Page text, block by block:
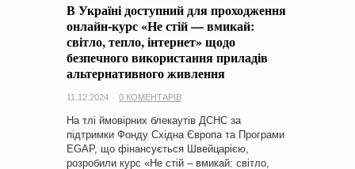
В Україні доступний для проходження
онлайн-курс «Не стій — вмикай:
світло, тепло, інтернет» щодо
безпечного використання приладів
альтернативного живлення
11.12.2024 0 КОМЕНТАРІВ
На тлі ймовірних блекаутів ДСНС за
підтримки Фонду Східна Європа та Програми
EGAP, що фінансується Швейцарією,
розробили курс «Не стій – вмикай: світло,